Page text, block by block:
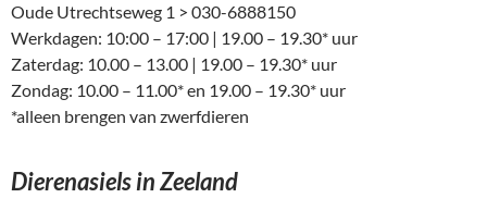
Oude Utrechtseweg 1 > 030-6888150
Werkdagen: 10:00 – 17:00 | 19.00 – 19.30* uur
Zaterdag: 10.00 – 13.00 | 19.00 – 19.30* uur
Zondag: 10.00 – 11.00* en 19.00 – 19.30* uur
*alleen brengen van zwerfdieren
Dierenasiels in Zeeland